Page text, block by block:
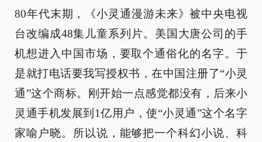
80年代末期，《小灵通漫游未来》被中央电视
台改编成48集儿童系列片。美国大唐公司的手
机想进入中国市场，要取个通俗化的名字。于
是就打电话要我写授权书，在中国注册了“小灵
通”这个商标。刚开始一点感觉都没有，后来小
灵通手机发展到1亿用户，使“小灵通”这个名字
家喻户晓。所以说，能够把一个科幻小说、科